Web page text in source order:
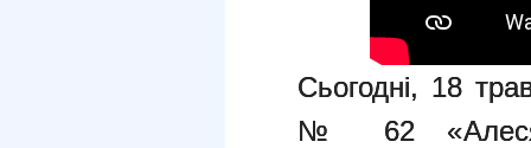
Сьогодні, 18
№ 62 «Алеся»